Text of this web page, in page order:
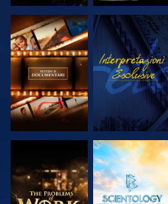
ESPLORA LE
SERIE
GUARDA
ESPLORA LE
SERIE
ESPLORA LE
SERIE